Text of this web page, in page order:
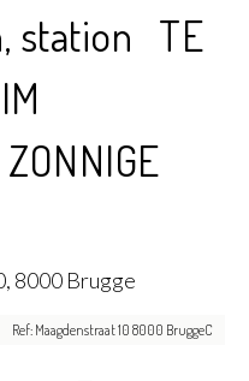
station TE
8000 Brugge
Ref: Maagdenstraat 10 8000 BruggeC